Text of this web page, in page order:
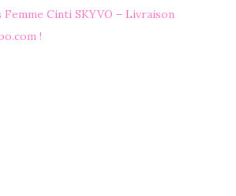
Femme Cinti SKYVO – Livraison
!